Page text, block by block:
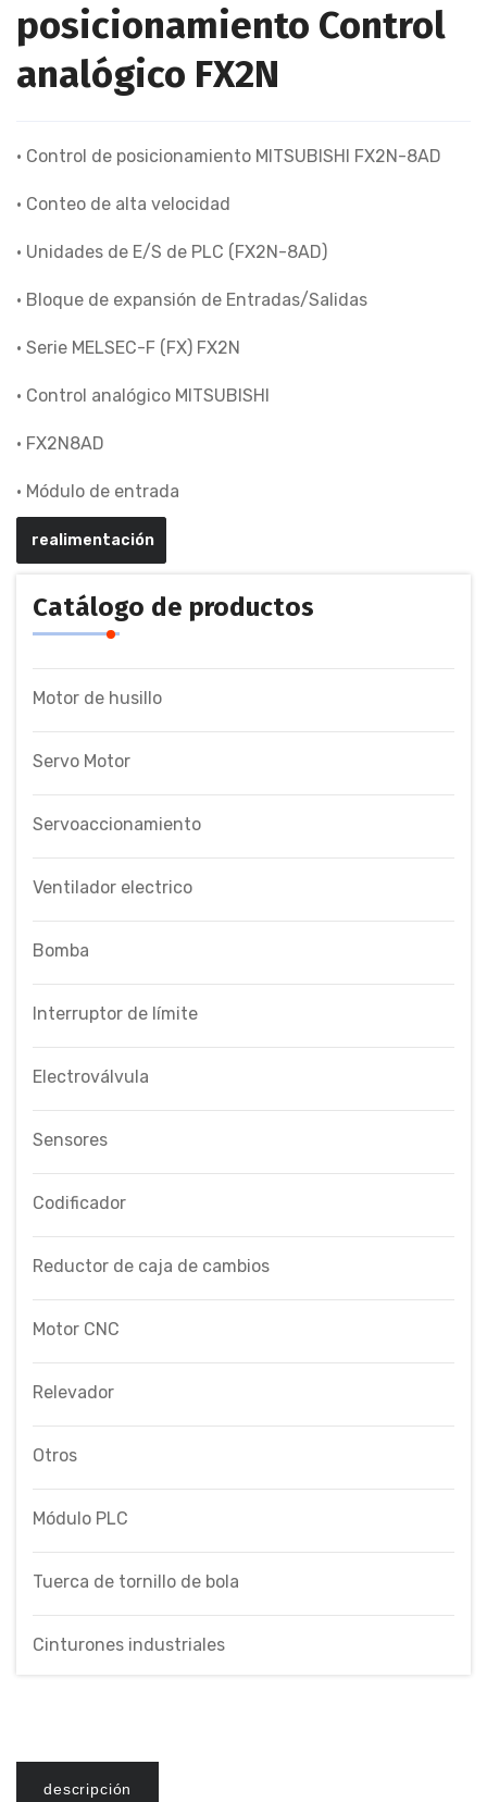
posicionamiento Control
analógico FX2N
• Control de posicionamiento MITSUBISHI FX2N-8AD
• Conteo de alta velocidad
• Unidades de E/S de PLC (FX2N-8AD)
• Bloque de expansión de Entradas/Salidas
• Serie MELSEC-F (FX) FX2N
• Control analógico MITSUBISHI
• FX2N8AD
• Módulo de entrada
realimentación
Catálogo de productos
Motor de husillo
Servo Motor
Servoaccionamiento
Ventilador electrico
Bomba
Interruptor de límite
Electroválvula
Sensores
Codificador
Reductor de caja de cambios
Motor CNC
Relevador
Otros
Módulo PLC
Tuerca de tornillo de bola
Cinturones industriales
descripción